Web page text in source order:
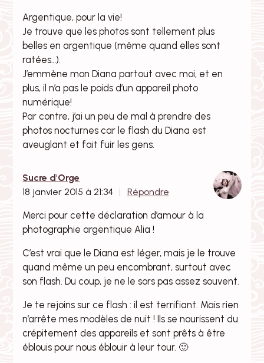
Argentique, pour la vie!
Je trouve que les photos sont tellement plus
belles en argentique (même quand elles sont
ratées…).
J’emmène mon Diana partout avec moi, et en
plus, il n’a pas le poids d’un appareil photo
numérique!
Par contre, j’ai un peu de mal à prendre des
photos nocturnes car le flash du Diana est
aveuglant et fait fuir les gens.
Sucre d'Orge
18 janvier 2015 à 21:34
Répondre
Merci pour cette déclaration d’amour à la
photographie argentique Alia !
C’est vrai que le Diana est léger, mais je le trouve
quand même un peu encombrant, surtout avec
son flash. Du coup, je ne le sors pas assez souvent.
Je te rejoins sur ce flash : il est terrifiant. Mais rien
n’arrête mes modèles de nuit ! Ils se nourissent du
crépitement des appareils et sont prêts à être
éblouis pour nous éblouir à leur tour. 🙂